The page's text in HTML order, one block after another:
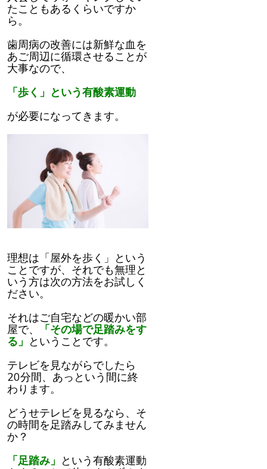
たこともあるくらいですか
ら。
歯周病の改善には新鮮な血を
あご周辺に循環させることが
大事なので、
「歩く」という有酸素運動
が必要になってきます。
理想は「屋外を歩く」という
ことですが、それでも無理と
いう方は次の方法をお試しく
ださい。
それはご自宅などの暖かい部
屋で、
「その場で足踏みをす
る」 ということです。
テレビを見ながらでしたら
20分間、あっという間に終
わります。
どうせテレビを見るなら、そ
の時間を足踏みしてみません
か？
「足踏み」 という有酸素運動